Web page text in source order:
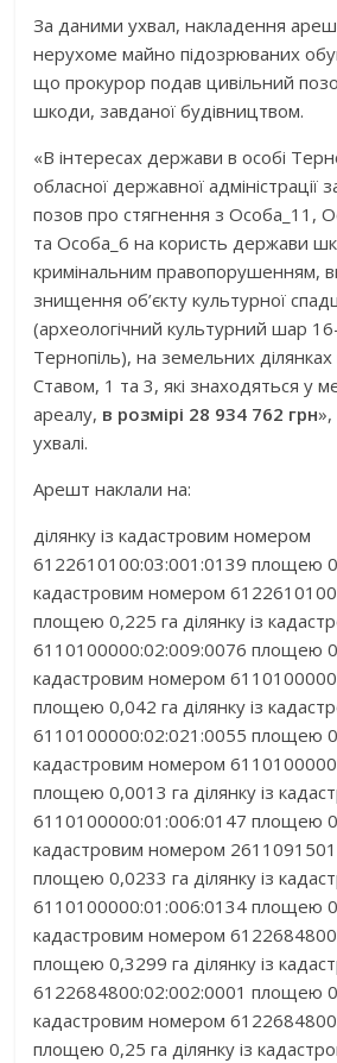
За даними ухвал, накладення
нерухоме майно підозрюваних
що прокурор подав цивільний
шкоди, завданої будівництвом.
«В інтересах держави в особі
обласної державної адміністрації
позов про стягнення з Особа_11,
та Особа_6 на користь держави
кримінальним правопорушенням,
знищення об’єкту культурної
(археологічний культурний шар
Тернопіль), на земельних
Ставом, 1 та 3, які знаходяться у
ареалу, в розмірі 28 934 762 грн
ухвалі.
Арешт наклали на:
ділянку із кадастровим номером
6122610100:03:001:0139 площею
кадастровим номером
площею 0,225 га ділянку із
6110100000:02:009:0076 площею
кадастровим номером
площею 0,042 га ділянку із
6110100000:02:021:0055 площею
кадастровим номером
площею 0,0013 га ділянку із
6110100000:01:006:0147 площею
кадастровим номером
площею 0,0233 га ділянку із
6110100000:01:006:0134 площею
кадастровим номером
площею 0,3299 га ділянку із
6122684800:02:002:0001 площею
кадастровим номером
площею 0,25 га ділянку із